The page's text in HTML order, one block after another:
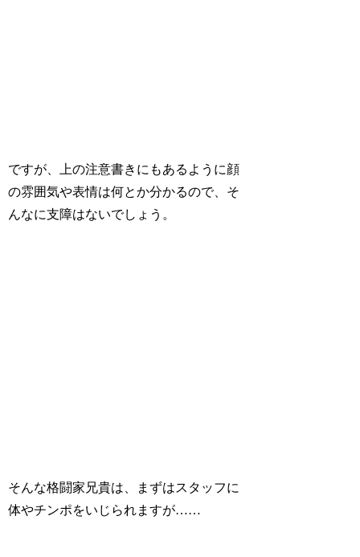
ですが、上の注意書きにもあるように顔
の雰囲気や表情は何とか分かるので、そ
んなに支障はないでしょう。
そんな格闘家兄貴は、まずはスタッフに
体やチンポをいじられますが……